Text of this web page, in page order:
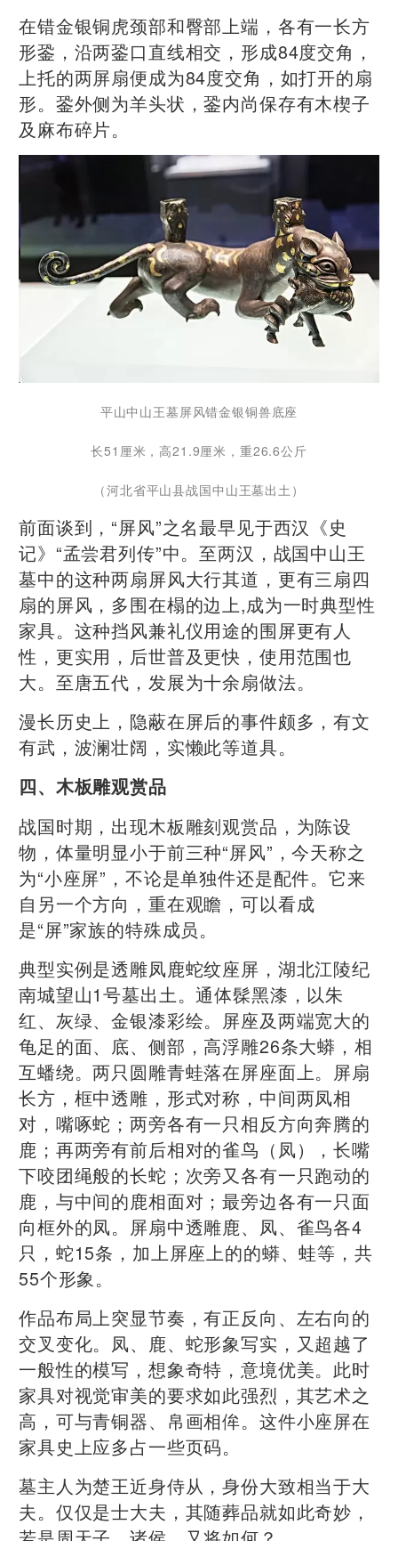
在错金银铜虎颈部和臀部上端，各有一长方
形銎，沿两銎口直线相交，形成84度交角，
上托的两屏扇便成为84度交角，如打开的扇
形。銎外侧为羊头状，銎内尚保存有木楔子
及麻布碎片。
平山中山王墓屏风错金银铜兽底座
长51厘米，高21.9厘米，重26.6公斤
（河北省平山县战国中山王墓出土）
前面谈到，“屏风”之名最早见于西汉《史
记》“孟尝君列传”中。至两汉，战国中山王
墓中的这种两扇屏风大行其道，更有三扇四
扇的屏风，多围在榻的边上,成为一时典型性
家具。这种挡风兼礼仪用途的围屏更有人
性，更实用，后世普及更快，使用范围也
大。至唐五代，发展为十余扇做法。
漫长历史上，隐蔽在屏后的事件颇多，有文
有武，波澜壮阔，实懒此等道具。
四、木板雕观赏品
战国时期，出现木板雕刻观赏品，为陈设
物，体量明显小于前三种“屏风”，今天称之
为“小座屏”，不论是单独件还是配件。它来
自另一个方向，重在观瞻，可以看成
是“屏”家族的特殊成员。
典型实例是透雕凤鹿蛇纹座屏，湖北江陵纪
南城望山1号墓出土。通体髹黑漆，以朱
红、灰绿、金银漆彩绘。屏座及两端宽大的
龟足的面、底、侧部，高浮雕26条大蟒，相
互蟠绕。两只圆雕青蛙落在屏座面上。屏扇
长方，框中透雕，形式对称，中间两凤相
对，嘴啄蛇；两旁各有一只相反方向奔腾的
鹿；再两旁有前后相对的雀鸟（凤），长嘴
下咬团绳般的长蛇；次旁又各有一只跑动的
鹿，与中间的鹿相面对；最旁边各有一只面
向框外的凤。屏扇中透雕鹿、凤、雀鸟各4
只，蛇15条，加上屏座上的的蟒、蛙等，共
55个形象。
作品布局上突显节奏，有正反向、左右向的
交叉变化。凤、鹿、蛇形象写实，又超越了
一般性的模写，想象奇特，意境优美。此时
家具对视觉审美的要求如此强烈，其艺术之
高，可与青铜器、帛画相侔。这件小座屏在
家具史上应多占一些页码。
墓主人为楚王近身侍从，身份大致相当于大
夫。仅仅是士大夫，其随葬品就如此奇妙，